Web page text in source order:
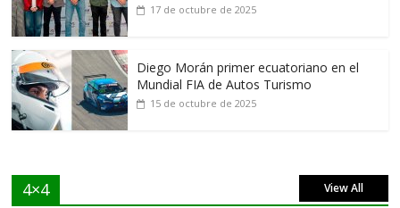
17 de octubre de 2025
Diego Morán primer ecuatoriano en el
Mundial FIA de Autos Turismo
15 de octubre de 2025
4×4 View All